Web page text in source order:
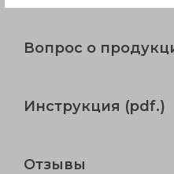
Вопрос о
Инструкция (pdf.)
Отзывы